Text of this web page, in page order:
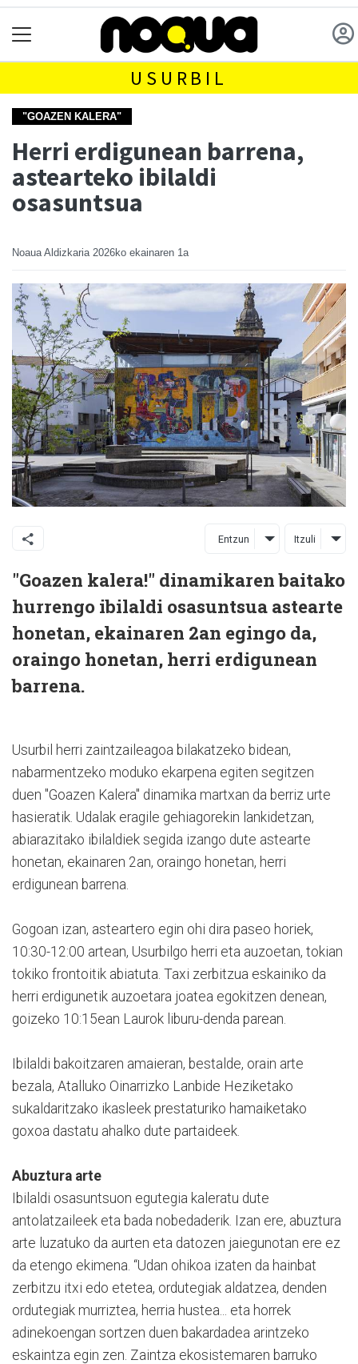
USURBIL
"GOAZEN KALERA"
Herri erdigunean barrena,
astearteko ibilaldi
osasuntsua
Noaua Aldizkaria 2026ko ekainaren 1a
Entzun Itzuli
"Goazen kalera!" dinamikaren baitako
hurrengo ibilaldi osasuntsua astearte
honetan, ekainaren 2an egingo da,
oraingo honetan, herri erdigunean
barrena.
Usurbil herri zaintzaileagoa bilakatzeko bidean,
nabarmentzeko moduko ekarpena egiten segitzen
duen "Goazen Kalera" dinamika martxan da berriz urte
hasieratik. Udalak eragile gehiagorekin lankidetzan,
abiarazitako ibilaldiek segida izango dute astearte
honetan, ekainaren 2an, oraingo honetan, herri
erdigunean barrena.
Gogoan izan, asteartero egin ohi dira paseo horiek,
10:30-12:00 artean, Usurbilgo herri eta auzoetan, tokian
tokiko frontoitik abiatuta. Taxi zerbitzua eskainiko da
herri erdigunetik auzoetara joatea egokitzen denean,
goizeko 10:15ean Laurok liburu-denda parean.
Ibilaldi bakoitzaren amaieran, bestalde, orain arte
bezala, Atalluko Oinarrizko Lanbide Heziketako
sukaldaritzako ikasleek prestaturiko hamaiketako
goxoa dastatu ahalko dute partaideek.
Abuztura arte
Ibilaldi osasuntsuon egutegia kaleratu dute
antolatzaileek eta bada nobedaderik. Izan ere, abuztura
arte luzatuko da aurten eta datozen jaiegunotan ere ez
da etengo ekimena. “Udan ohikoa izaten da hainbat
zerbitzu itxi edo etetea, ordutegiak aldatzea, denden
ordutegiak murriztea, herria hustea... eta horrek
adinekoengan sortzen duen bakardadea arintzeko
eskaintza egin zen. Zaintza ekosistemaren barruko